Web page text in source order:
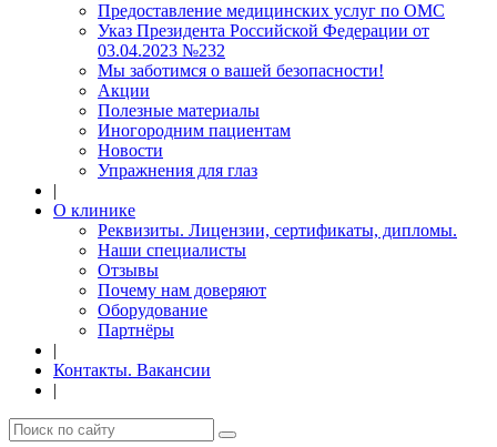
Предоставление медицинских услуг по ОМС
Указ Президента Российской Федерации от
03.04.2023 №232
Мы заботимся о вашей безопасности!
Акции
Полезные материалы
Иногородним пациентам
Новости
Упражнения для глаз
|
О клинике
Реквизиты. Лицензии, сертификаты, дипломы.
Наши специалисты
Отзывы
Почему нам доверяют
Оборудование
Партнёры
|
Контакты. Вакансии
|